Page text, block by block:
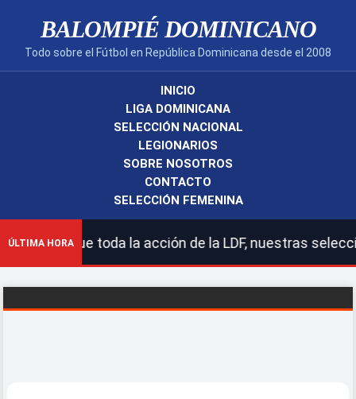
BALOMPIÉ DOMINICANO
Todo sobre el Fútbol en República Dominicana desde el 2008
INICIO
LIGA DOMINICANA
SELECCIÓN NACIONAL
LEGIONARIOS
SOBRE NOSOTROS
CONTACTO
SELECCIÓN FEMENINA
ÚLTIMA HORAtoda la acción de la LDF, nuestras selecciones